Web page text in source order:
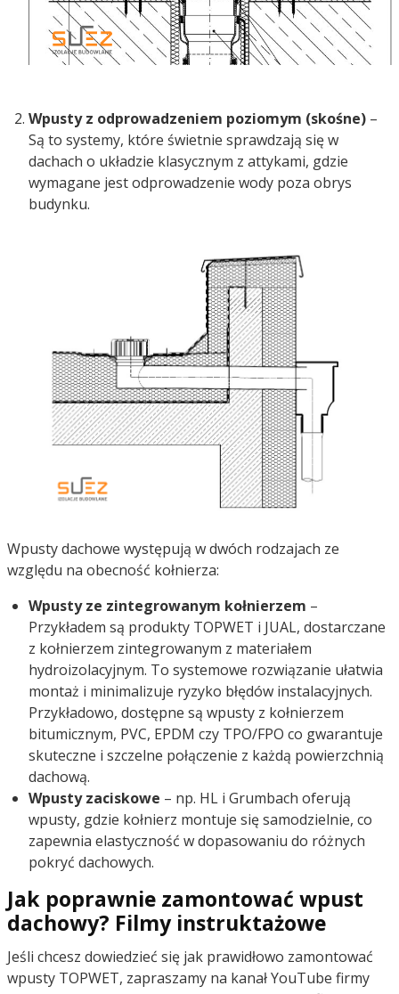
Wpusty z odprowadzeniem poziomym (skośne) –
Są to systemy, które świetnie sprawdzają się w
dachach o układzie klasycznym z attykami, gdzie
wymagane jest odprowadzenie wody poza obrys
budynku.
Wpusty dachowe występują w dwóch rodzajach ze
względu na obecność kołnierza:
Wpusty ze zintegrowanym kołnierzem –
Przykładem są produkty TOPWET i JUAL, dostarczane
z kołnierzem zintegrowanym z materiałem
hydroizolacyjnym. To systemowe rozwiązanie ułatwia
montaż i minimalizuje ryzyko błędów instalacyjnych.
Przykładowo, dostępne są wpusty z kołnierzem
bitumicznym, PVC, EPDM czy TPO/FPO co gwarantuje
skuteczne i szczelne połączenie z każdą powierzchnią
dachową.
Wpusty zaciskowe – np. HL i Grumbach oferują
wpusty, gdzie kołnierz montuje się samodzielnie, co
zapewnia elastyczność w dopasowaniu do różnych
pokryć dachowych.
Jak poprawnie zamontować wpust
dachowy? Filmy instruktażowe
Jeśli chcesz dowiedzieć się jak prawidłowo zamontować
wpusty TOPWET, zapraszamy na kanał YouTube firmy